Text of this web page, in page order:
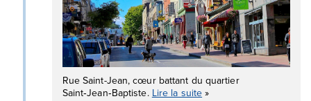
Rue Saint-Jean, cœur battant du quartier
Saint‑Jean‑Baptiste. Lire la suite »